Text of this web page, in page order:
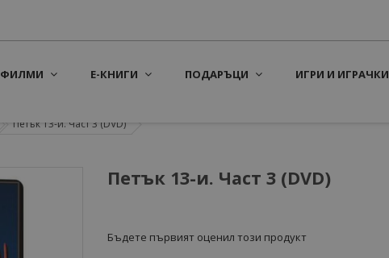
ФИЛМИ Е-КНИГИ ПОДАРЪЦИ ИГРИ И ИГРАЧКИ
Петък 13-и. Част 3 (DVD)
Петък 13-и. Част 3 (DVD)
Бъдете първият оценил този продукт